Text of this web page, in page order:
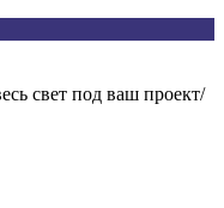
свет под ваш проект/